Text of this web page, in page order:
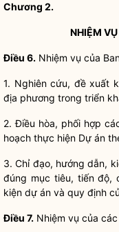
Chương 2.
NHIỆM
Điều 6. Nhiệm vụ của
1. Nghiên cứu, đề xuất
địa phương trong triển
2. Điều hòa, phối hợp
hoạch thực hiện Dự án
3.Chỉ đạo, hướng dẫn,
đúng mục tiêu, tiến độ,
kiện dự án và quy định
Điều 7. Nhiệm vụ của